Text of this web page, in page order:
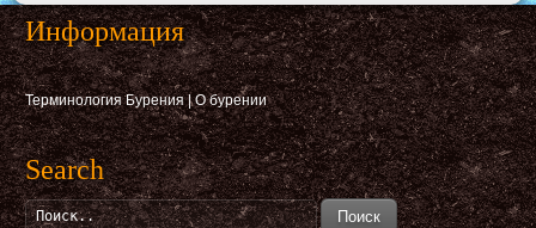
Информация
Терминология Бурения|О бурении
Search
Поиск